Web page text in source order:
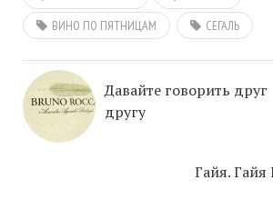
ВИНО ПО ПЯТНИЦАМ
СЕГАЛЬ
Давайте говорить друг
другу
Гайя. Гайя